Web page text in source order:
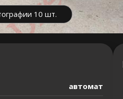
10 шт.
автомат